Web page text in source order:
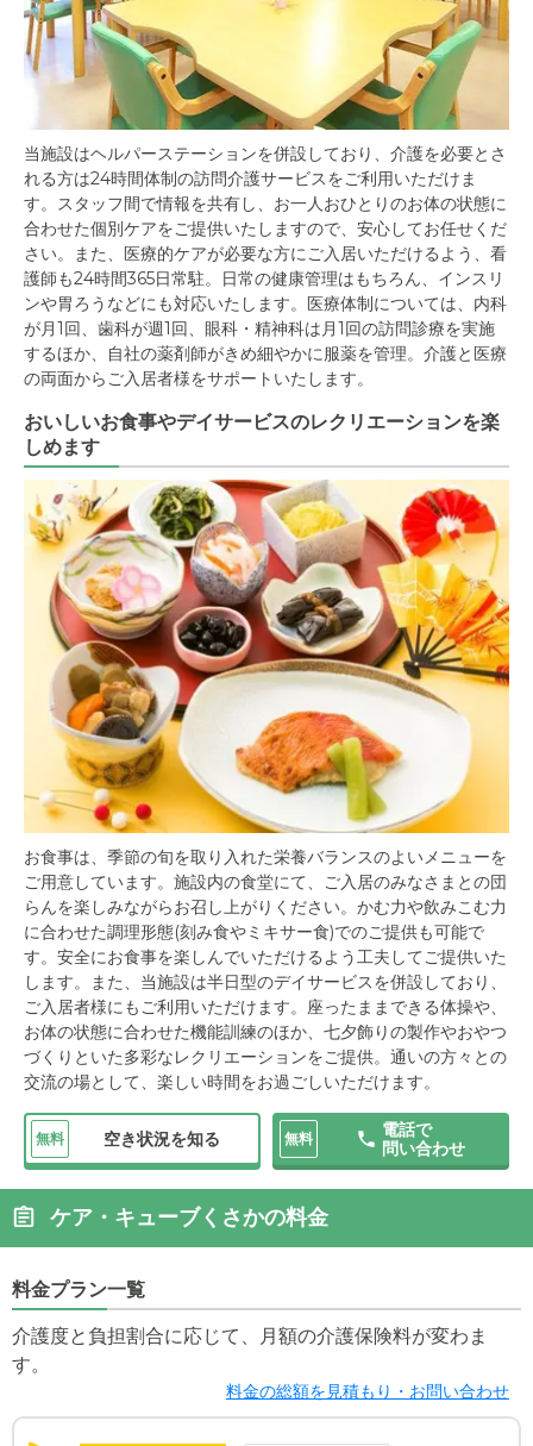
当施設はヘルパーステーションを併設しており、介護を必要とさ
れる方は24時間体制の訪問介護サービスをご利用いただけま
す。スタッフ間で情報を共有し、お一人おひとりのお体の状態に
合わせた個別ケアをご提供いたしますので、安心してお任せくだ
さい。また、医療的ケアが必要な方にご入居いただけるよう、看
護師も24時間365日常駐。日常の健康管理はもちろん、インスリ
ンや胃ろうなどにも対応いたします。医療体制については、内科
が月1回、歯科が週1回、眼科・精神科は月1回の訪問診療を実施
するほか、自社の薬剤師がきめ細やかに服薬を管理。介護と医療
の両面からご入居者様をサポートいたします。
おいしいお食事やデイサービスのレクリエーションを楽
しめます
お食事は、季節の旬を取り入れた栄養バランスのよいメニューを
ご用意しています。施設内の食堂にて、ご入居のみなさまとの団
らんを楽しみながらお召し上がりください。かむ力や飲みこむ力
に合わせた調理形態(刻み食やミキサー食)でのご提供も可能で
す。安全にお食事を楽しんでいただけるよう工夫してご提供いた
します。また、当施設は半日型のデイサービスを併設しており、
ご入居者様にもご利用いただけます。座ったままできる体操や、
お体の状態に合わせた機能訓練のほか、七夕飾りの製作やおやつ
づくりといた多彩なレクリエーションをご提供。通いの方々との
交流の場として、楽しい時間をお過ごしいただけます。
無料 空き状況を知る 無料
電話で
問い合わせ
ケア・キューブくさかの料金
料金プラン一覧
介護度と負担割合に応じて、月額の介護保険料が変わま
す。
料金の総額を見積もり・お問い合わせ